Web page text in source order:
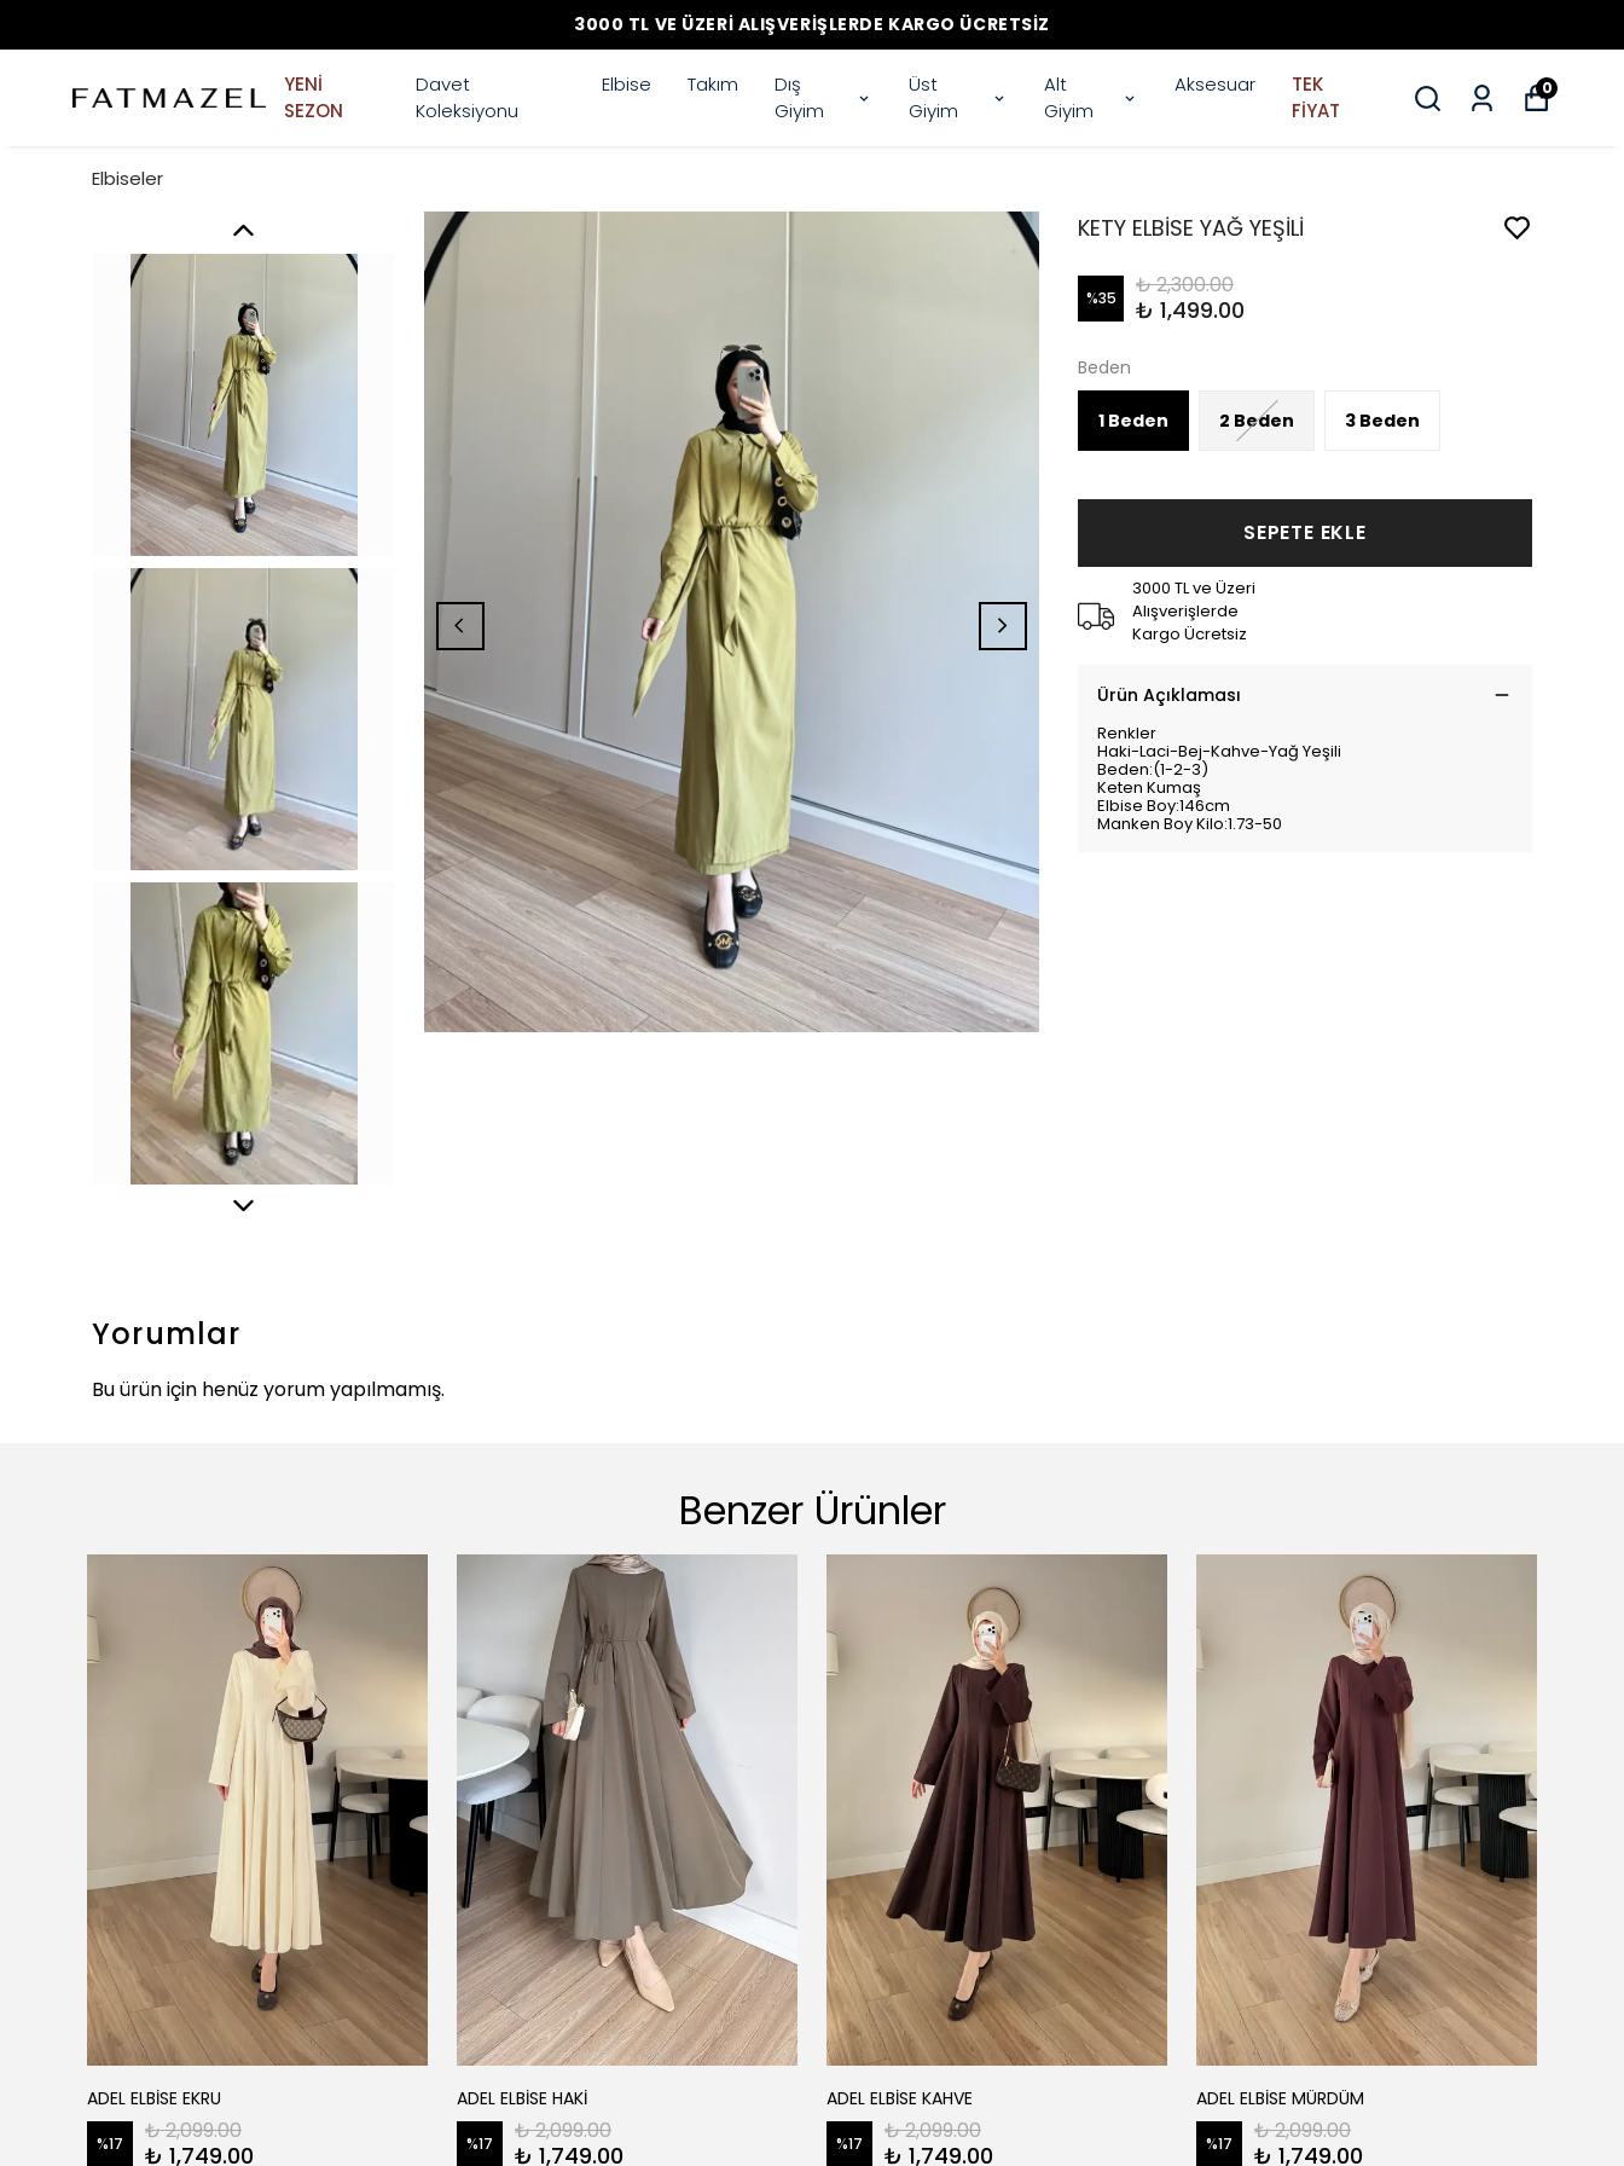
3000 TL VE ÜZERI ALIŞVERIŞLERDE KARGO ÜCRETSIZ
YENİ
SEZON
Davet
Koleksiyonu
Elbise Takım
Dış
Giyim
Üst
Giyim
Alt
Giyim
Aksesuar
TEK
FİYAT
0
Elbiseler
KETY ELBİSE YAĞ YEŞİLİ
%35 ₺ 2,300.00
₺ 1,499.00
Beden
1 Beden 2 Beden 3 Beden
SEPETE EKLE
3000 TL ve Üzeri
Alışverişlerde
Kargo Ücretsiz
Ürün Açıklaması
Renkler
Haki-Laci-Bej-Kahve-Yağ Yeşili
Beden:(1-2-3)
Keten Kumaş
Elbise Boy:146cm
Manken Boy Kilo:1.73-50
Yorumlar
Bu ürün için henüz yorum yapılmamış.
Benzer Ürünler
ADEL ELBİSE EKRU
%17 ₺ 2,099.00
₺ 1,749.00
ADEL ELBİSE HAKİ
%17 ₺ 2,099.00
₺ 1,749.00
ADEL ELBİSE KAHVE
%17 ₺ 2,099.00
₺ 1,749.00
ADEL ELBİSE MÜRDÜM
%17 ₺ 2,099.00
₺ 1,749.00